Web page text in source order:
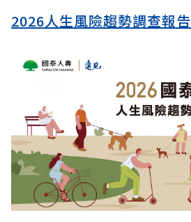
2026人生風險趨勢調查報告